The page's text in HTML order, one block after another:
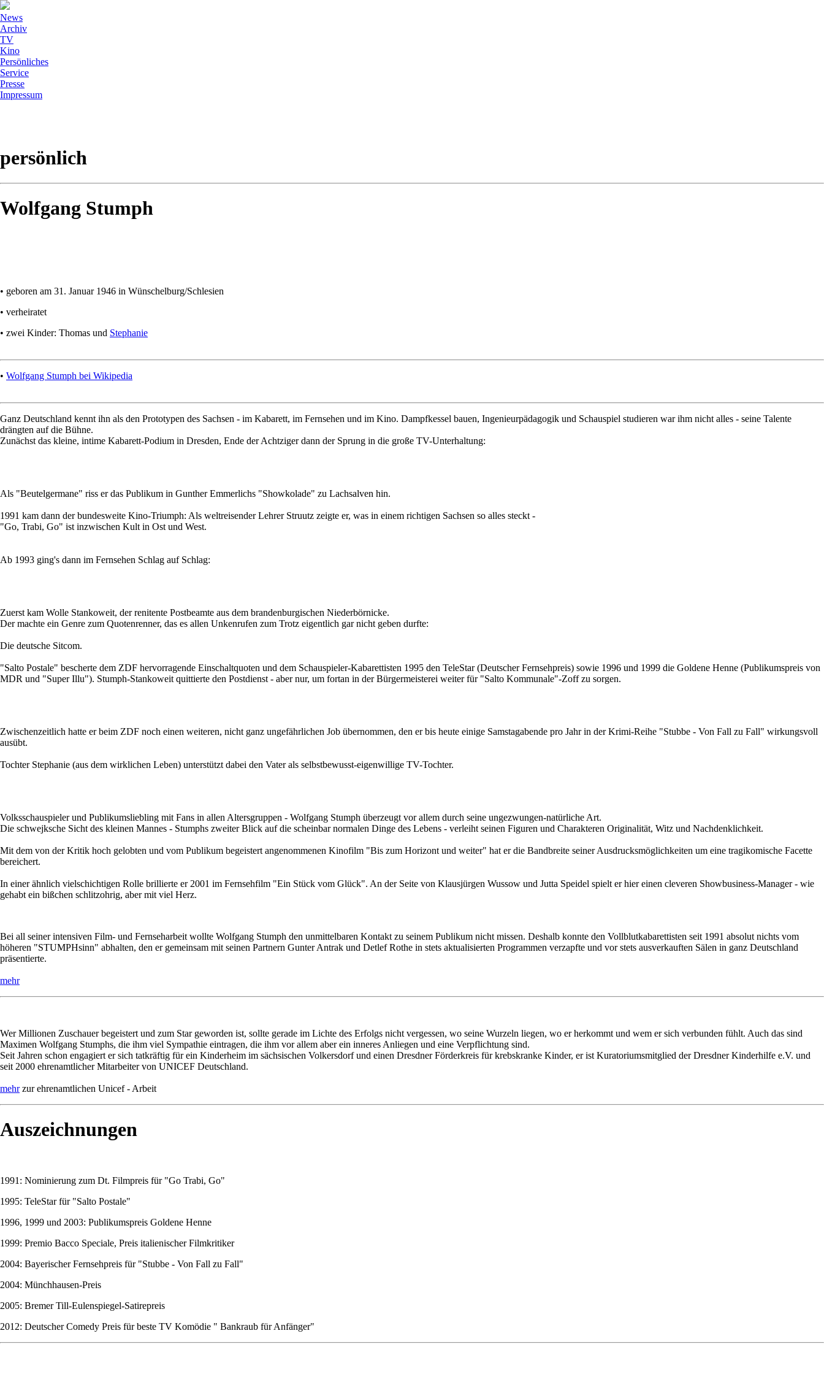
News
Archiv
TV
Kino
Persönliches
Service
Presse
Impressum
persönlich
Wolfgang Stumph
• geboren am 31. Januar 1946 in Wünschelburg/Schlesien
• verheiratet
• zwei Kinder: Thomas und Stephanie
• Wolfgang Stumph bei Wikipedia
Ganz Deutschland kennt ihn als den Prototypen des Sachsen - im Kabarett, im Fernsehen und im Kino. Dampfkessel bauen, Ingenieurpädagogik und Schauspiel studieren war ihm nicht alles - seine Talente
drängten auf die Bühne.
Zunächst das kleine, intime Kabarett-Podium in Dresden, Ende der Achtziger dann der Sprung in die große TV-Unterhaltung:
Als "Beutelgermane" riss er das Publikum in Gunther Emmerlichs "Showkolade" zu Lachsalven hin.
1991 kam dann der bundesweite Kino-Triumph: Als weltreisender Lehrer Struutz zeigte er, was in einem richtigen Sachsen so alles steckt -
"Go, Trabi, Go" ist inzwischen Kult in Ost und West.
Ab 1993 ging's dann im Fernsehen Schlag auf Schlag:
Zuerst kam Wolle Stankoweit, der renitente Postbeamte aus dem brandenburgischen Niederbörnicke.
Der machte ein Genre zum Quotenrenner, das es allen Unkenrufen zum Trotz eigentlich gar nicht geben durfte:
Die deutsche Sitcom.
"Salto Postale" bescherte dem ZDF hervorragende Einschaltquoten und dem Schauspieler-Kabarettisten 1995 den TeleStar (Deutscher Fernsehpreis) sowie 1996 und 1999 die Goldene Henne (Publikumspreis von
MDR und "Super Illu"). Stumph-Stankoweit quittierte den Postdienst - aber nur, um fortan in der Bürgermeisterei weiter für "Salto Kommunale"-Zoff zu sorgen.
Zwischenzeitlich hatte er beim ZDF noch einen weiteren, nicht ganz ungefährlichen Job übernommen, den er bis heute einige Samstagabende pro Jahr in der Krimi-Reihe "Stubbe - Von Fall zu Fall" wirkungsvoll
ausübt.
Tochter Stephanie (aus dem wirklichen Leben) unterstützt dabei den Vater als selbstbewusst-eigenwillige TV-Tochter.
Volksschauspieler und Publikumsliebling mit Fans in allen Altersgruppen - Wolfgang Stumph überzeugt vor allem durch seine ungezwungen-natürliche Art.
Die schwejksche Sicht des kleinen Mannes - Stumphs zweiter Blick auf die scheinbar normalen Dinge des Lebens - verleiht seinen Figuren und Charakteren Originalität, Witz und Nachdenklichkeit.
Mit dem von der Kritik hoch gelobten und vom Publikum begeistert angenommenen Kinofilm "Bis zum Horizont und weiter" hat er die Bandbreite seiner Ausdrucksmöglichkeiten um eine tragikomische Facette
bereichert.
In einer ähnlich vielschichtigen Rolle brillierte er 2001 im Fernsehfilm "Ein Stück vom Glück". An der Seite von Klausjürgen Wussow und Jutta Speidel spielt er hier einen cleveren Showbusiness-Manager - wie
gehabt ein bißchen schlitzohrig, aber mit viel Herz.
Bei all seiner intensiven Film- und Fernseharbeit wollte Wolfgang Stumph den unmittelbaren Kontakt zu seinem Publikum nicht missen. Deshalb konnte den Vollblutkabarettisten seit 1991 absolut nichts vom
höheren "STUMPHsinn" abhalten, den er gemeinsam mit seinen Partnern Gunter Antrak und Detlef Rothe in stets aktualisierten Programmen verzapfte und vor stets ausverkauften Sälen in ganz Deutschland
präsentierte.
mehr
Wer Millionen Zuschauer begeistert und zum Star geworden ist, sollte gerade im Lichte des Erfolgs nicht vergessen, wo seine Wurzeln liegen, wo er herkommt und wem er sich verbunden fühlt. Auch das sind
Maximen Wolfgang Stumphs, die ihm viel Sympathie eintragen, die ihm vor allem aber ein inneres Anliegen und eine Verpflichtung sind.
Seit Jahren schon engagiert er sich tatkräftig für ein Kinderheim im sächsischen Volkersdorf und einen Dresdner Förderkreis für krebskranke Kinder, er ist Kuratoriumsmitglied der Dresdner Kinderhilfe e.V. und
seit 2000 ehrenamtlicher Mitarbeiter von UNICEF Deutschland.
mehrzur ehrenamtlichen Unicef - Arbeit
Auszeichnungen
1991: Nominierung zum Dt. Filmpreis für "Go Trabi, Go"
1995: TeleStar für "Salto Postale"
1996, 1999 und 2003: Publikumspreis Goldene Henne
1999: Premio Bacco Speciale, Preis italienischer Filmkritiker
2004: Bayerischer Fernsehpreis für "Stubbe - Von Fall zu Fall"
2004: Münchhausen-Preis
2005: Bremer Till-Eulenspiegel-Satirepreis
2012: Deutscher Comedy Preis für beste TV Komödie " Bankraub für Anfänger"